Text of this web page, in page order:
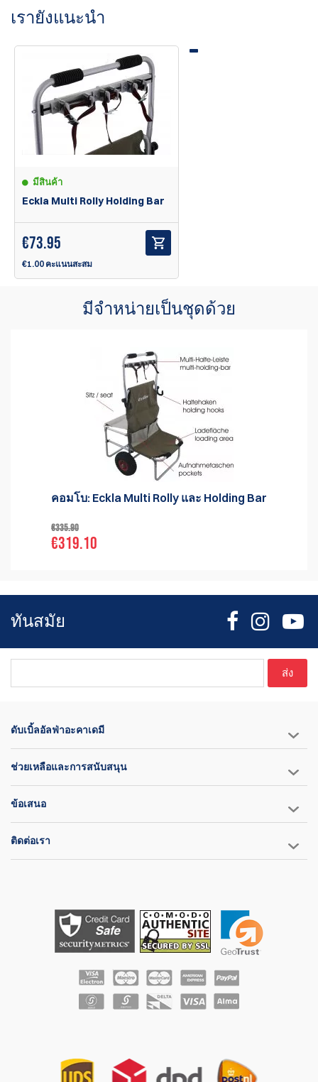
เขียนรีวิว
เรายังแนะนำ
มีสินค้า
Eckla Multi Rolly Holding Bar
€73.95
€1.00 คะแนนสะสม
มีจำหน่ายเป็นชุดด้วย
คอมโบ: Eckla Multi Rolly และ Holding Bar
€335.90
€319.10
ทันสมัย
ส่ง
ดับเบิ้ลอัลฟ่าอะคาเดมี
ช่วยเหลือและการสนับสนุน
ข้อเสนอ
ติดต่อเรา